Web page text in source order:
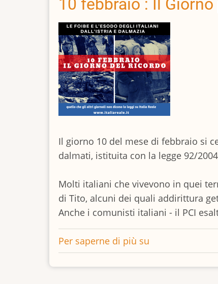
a
100
anni
di
prigione
10 febbraio : Il
Il giorno 10 del mese di febbraio si
dalmati, istituita con la legge 92/
Molti italiani che vivevono in quei
di Tito, alcuni dei quali addirittura
Anche i comunisti italiani - il PCI
Per saperne di più su
febbraio
: